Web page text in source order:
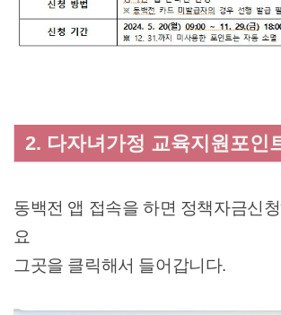
2. 다자녀가정 교육지원포인
동백전 앱 접속을 하면 정책자금신
요
그곳을 클릭해서 들어갑니다.